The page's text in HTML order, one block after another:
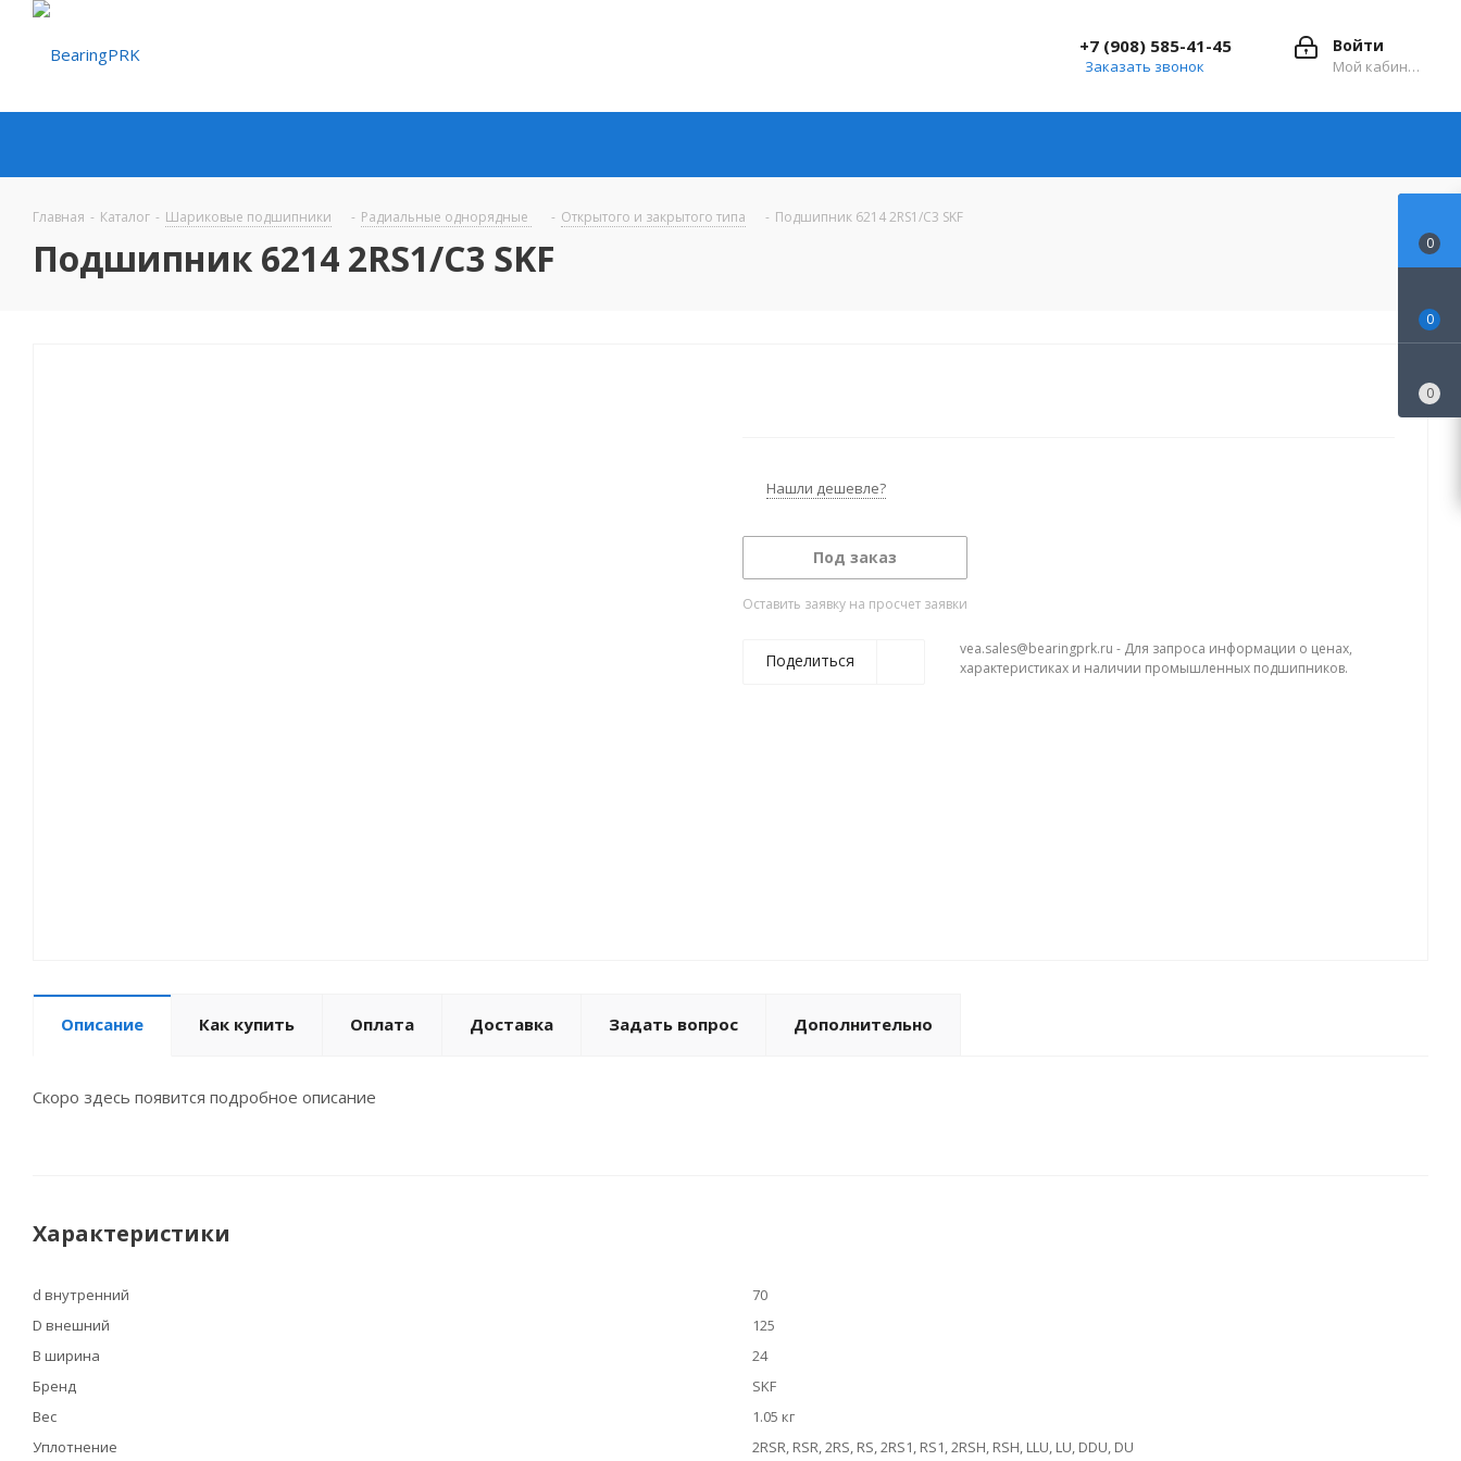
Войти
Мой кабинет
+7 (908) 585-41-45
Заказать звонок
Главная - Каталог - Шариковые подшипники - Радиальные однорядные - Открытого и закрытого типа - Подшипник 6214 2RS1/C3 SKF
Подшипник 6214 2RS1/C3 SKF
Нашли дешевле?
Под заказ
Оставить заявку на просчет заявки
Поделиться
vea.sales@bearingprk.ru - Для запроса информации о ценах,
характеристиках и наличии промышленных подшипников.
Описание Как купить Оплата Доставка Задать вопрос Дополнительно
Скоро здесь появится подробное описание
Характеристики
d внутренний
70
D внешний
125
B ширина
24
Бренд
SKF
Вес
1.05 кг
Уплотнение
2RSR, RSR, 2RS, RS, 2RS1, RS1, 2RSH, RSH, LLU, LU, DDU, DU
0
0
0